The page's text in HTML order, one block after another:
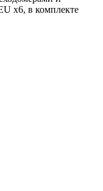
x6, в комплекте